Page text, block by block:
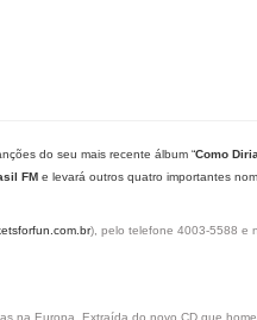
do seu mais recente álbum “Como
FMe levará outros quatro importantes
), pelo telefone 4003-5588 e
na Europa. Extraída do novo CD que